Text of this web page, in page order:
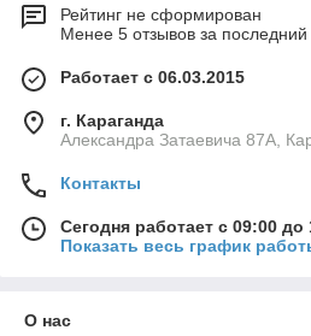
Рейтинг не сформирован
Менее 5 отзывов за последний
Работает с 06.03.2015
г. Караганда
Александра Затаевича 87А,
Контакты
Сегодня работает с 09:00 до
Показать весь график
О нас